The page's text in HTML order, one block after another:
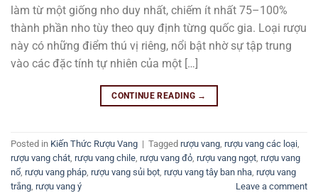
làm từ một giống nho duy nhất, chiếm ít nhất 75–100%
thành phần nho tùy theo quy định từng quốc gia. Loại rượu
này có những điểm thú vị riêng, nổi bật nhờ sự tập trung
vào các đặc tính tự nhiên của một […]
CONTINUE READING →
Posted in Kiến Thức Rượu Vang | Tagged rượu vang, rượu vang các loại,
rượu vang chát, rượu vang chile, rượu vang đỏ, rượu vang ngọt, rượu vang
nổ, rượu vang pháp, rượu vang sủi bọt, rượu vang tây ban nha, rượu vang
trắng, rượu vang ý Leave a comment